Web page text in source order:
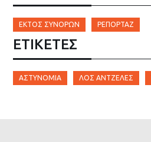
ΕΚΤΌΣ ΣΥΝΌΡΩΝ ΡΕΠΟΡΤΆΖ
ΕΤΙΚΈΤΕΣ
ΑΣΤΥΝΟΜΊΑ ΛΟΣ ΆΝΤΖΕΛΕΣ